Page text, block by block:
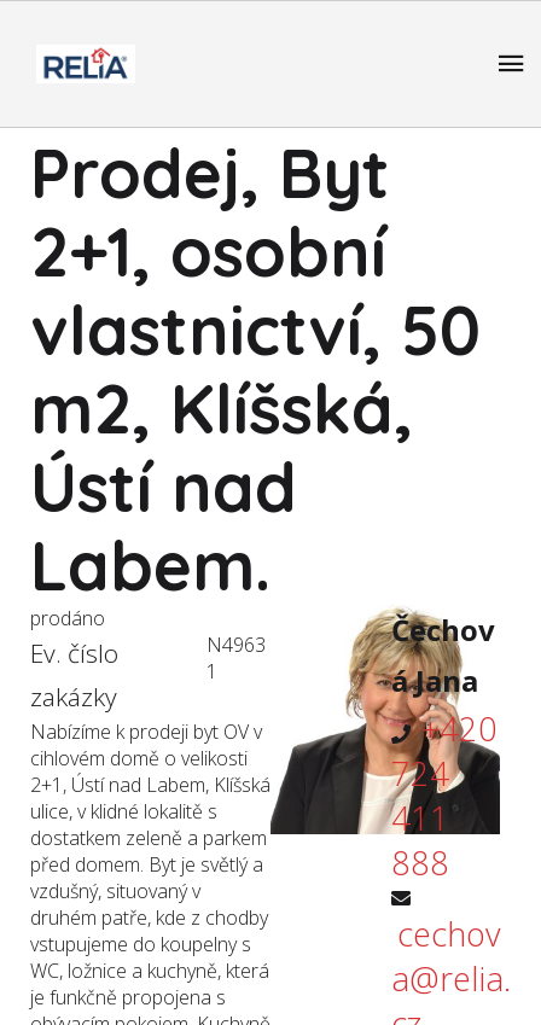
Prodej, Byt
2+1, osobní
vlastnictví, 50
m2, Klíšská,
Ústí nad
Labem.
prodáno
Ev. číslo
zakázky
N4963
1
Nabízíme k prodeji byt OV v
cihlovém domě o velikosti
2+1, Ústí nad Labem, Klíšská
ulice, v klidné lokalitě s
dostatkem zeleně a parkem
před domem. Byt je světlý a
vzdušný, situovaný v
druhém patře, kde z chodby
vstupujeme do koupelny s
WC, ložnice a kuchyně, která
je funkčně propojena s
Čechov
á Jana
+420
724
411
888
cechov
a@relia.